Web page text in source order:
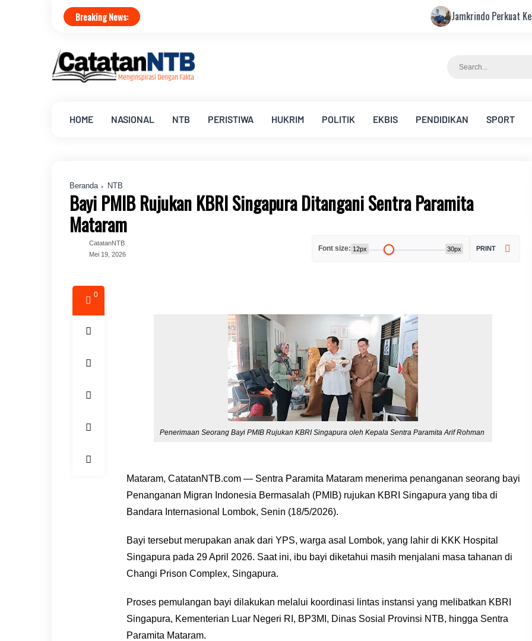
Breaking News: Jamkrindo Perkuat Kemitraan
HOME NASIONAL NTB PERISTIWA HUKRIM POLITIK EKBIS PENDIDIKAN SPORT
Beranda NTB
Bayi PMIB Rujukan KBRI Singapura Ditangani Sentra Paramita
Mataram
CatatanNTB
Mei 19, 2026
Font size: 12px 30px PRINT
0
Penerimaan Seorang Bayi PMIB Rujukan KBRI Singapura oleh Kepala Sentra Paramita Arif Rohman
Mataram, CatatanNTB.com — Sentra Paramita Mataram menerima penanganan seorang bayi
Penanganan Migran Indonesia Bermasalah (PMIB) rujukan KBRI Singapura yang tiba di
Bandara Internasional Lombok, Senin (18/5/2026).
Bayi tersebut merupakan anak dari YPS, warga asal Lombok, yang lahir di KKK Hospital
Singapura pada 29 April 2026. Saat ini, ibu bayi diketahui masih menjalani masa tahanan di
Changi Prison Complex, Singapura.
Proses pemulangan bayi dilakukan melalui koordinasi lintas instansi yang melibatkan KBRI
Singapura, Kementerian Luar Negeri RI, BP3MI, Dinas Sosial Provinsi NTB, hingga Sentra
Paramita Mataram.